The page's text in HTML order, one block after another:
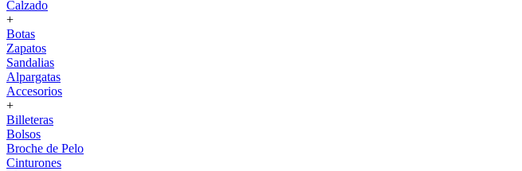
Calzado
+
Botas
Zapatos
Sandalias
Alpargatas
Accesorios
+
Billeteras
Bolsos
Broche de Pelo
Cinturones